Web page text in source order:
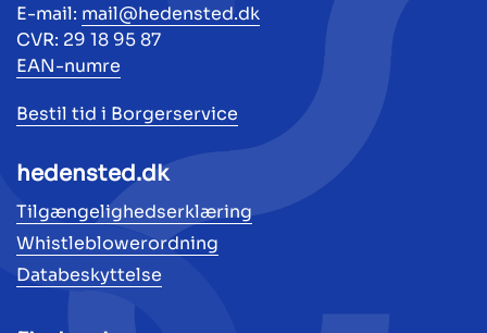
E-mail: mail@hedensted.dk
CVR: 29 18 95 87
EAN-numre
Bestil tid i Borgerservice
hedensted.dk
Tilgængelighedserklæring
Whistleblowerordning
Databeskyttelse